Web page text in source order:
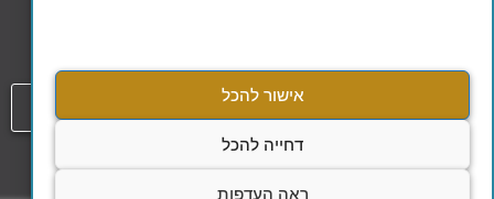
אישור להכל
דחייה להכל
ראה העדפות
054-808-1508
עמודהסדרי נגישות